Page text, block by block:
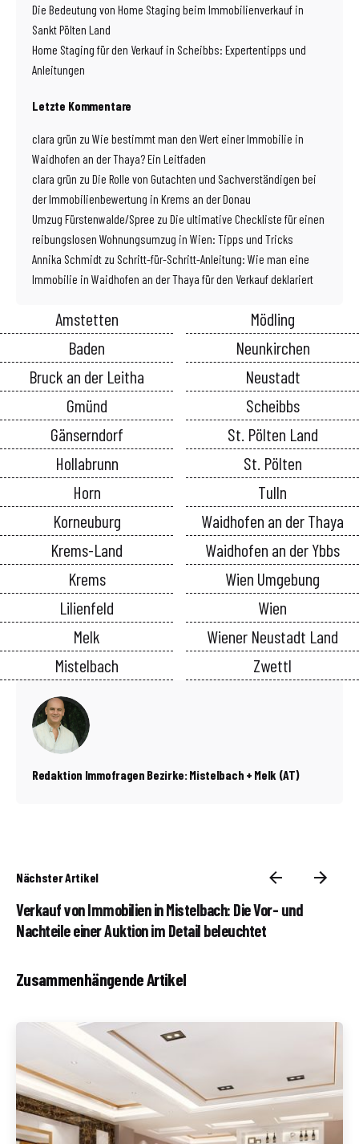
Die Bedeutung von Home Staging beim Immobilienverkauf in
Sankt Pölten Land
Home Staging für den Verkauf in Scheibbs: Expertentipps und
Anleitungen
Letzte Kommentare
clara grün zu Wie bestimmt man den Wert einer Immobilie in
Waidhofen an der Thaya? Ein Leitfaden
clara grün zu Die Rolle von Gutachten und Sachverständigen bei
der Immobilienbewertung in Krems an der Donau
Umzug Fürstenwalde/Spree zu Die ultimative Checkliste für einen
reibungslosen Wohnungsumzug in Wien: Tipps und Tricks
Annika Schmidt zu Schritt-für-Schritt-Anleitung: Wie man eine
Immobilie in Waidhofen an der Thaya für den Verkauf deklariert
Amstetten
Baden
Bruck an der Leitha
Gmünd
Gänserndorf
Hollabrunn
Horn
Korneuburg
Krems-Land
Krems
Lilienfeld
Melk
Mistelbach
Mödling
Neunkirchen
Neustadt
Scheibbs
St. Pölten Land
St. Pölten
Tulln
Waidhofen an der Thaya
Waidhofen an der Ybbs
Wien Umgebung
Wien
Wiener Neustadt Land
Zwettl
Redaktion Immofragen Bezirke: Mistelbach + Melk (AT)
Nächster Artikel
Verkauf von Immobilien in Mistelbach: Die Vor- und
Nachteile einer Auktion im Detail beleuchtet
Zusammenhängende Artikel